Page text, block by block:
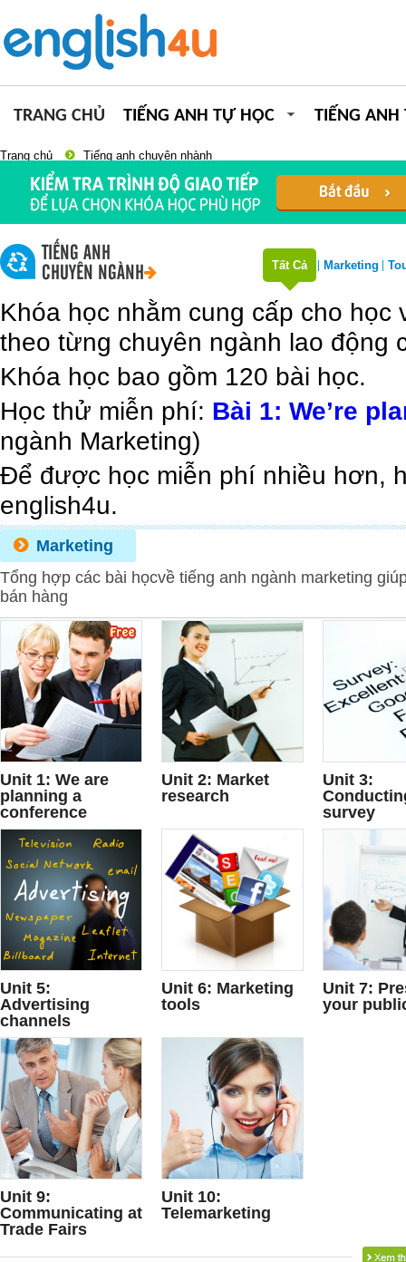
TRANG CHỦ TIẾNG ANH TỰ HỌC TIẾNG ANH
Trang chủ Tiếng anh chuyên nhành
TIẾNG ANH
CHUYÊN NGÀNH
Tất Cả Marketing
Khóa học nhằm cung cấp cho
theo từng chuyên ngành lao động
Khóa học bao gồm 120 bài học.
Học thử miễn phí: Bài 1: We’re
ngành Marketing)
Để được học miễn phí nhiều hơn,
english4u.
Marketing
Tổng hợp các bài họcvề tiếng anh ngành marketing
bán hàng
FREE
Unit 1: We are
planning a
conference
Unit 2: Market
research
Unit 3:
survey
Unit 5:
Advertising
channels
Unit 6: Marketing
tools
Unit 7:
your
Unit 9:
Communicating at
Trade Fairs
Unit 10:
Telemarketing